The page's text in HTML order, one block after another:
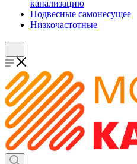
канализацию
Подвесные самонесущее
Низкочастотные